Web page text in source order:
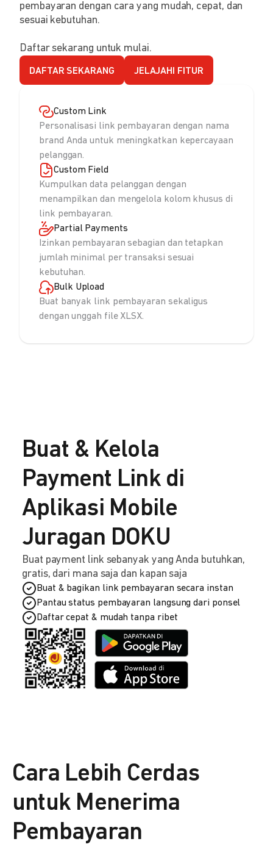
pembayaran dengan cara yang mudah, cepat, dan
sesuai kebutuhan.
Daftar sekarang untuk mulai.
DAFTAR SEKARANG JELAJAHI FITUR
Custom Link
Personalisasi link pembayaran dengan nama
brand Anda untuk meningkatkan kepercayaan
pelanggan.
Custom Field
Kumpulkan data pelanggan dengan
menampilkan dan mengelola kolom khusus di
link pembayaran.
Partial Payments
Izinkan pembayaran sebagian dan tetapkan
jumlah minimal per transaksi sesuai
kebutuhan.
Bulk Upload
Buat banyak link pembayaran sekaligus
dengan unggah file XLSX.
Buat & Kelola
Payment Link di
Aplikasi Mobile
Juragan DOKU
Buat payment link sebanyak yang Anda butuhkan,
gratis, dari mana saja dan kapan saja
Buat & bagikan link pembayaran secara instan
Pantau status pembayaran langsung dari ponsel
Daftar cepat & mudah tanpa ribet
Cara Lebih Cerdas
untuk Menerima
Pembayaran